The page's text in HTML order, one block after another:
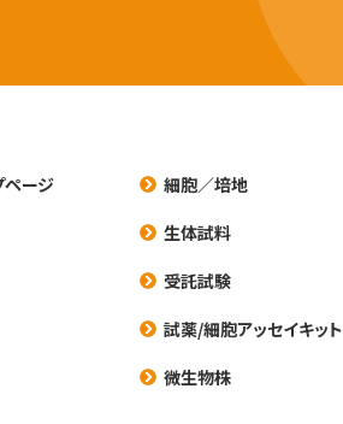
ページ
細胞／培地
生体試料
受託試験
試薬/細胞アッセイキット
微生物株